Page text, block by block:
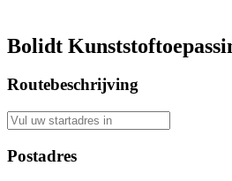
Bolidt
Routebeschrijving
Postadres